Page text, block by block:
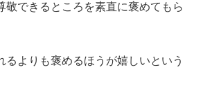
敬できるところを素直に褒めてもら
るよりも褒めるほうが嬉しいという